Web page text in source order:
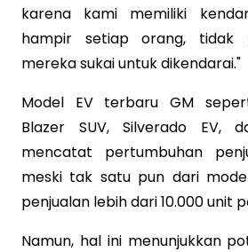
karena kami memiliki
hampir setiap orang, tidak
mereka sukai untuk dikendarai."
Model EV terbaru GM
Blazer SUV, Silverado EV,
mencatat pertumbuhan
meski tak satu pun dari
penjualan lebih dari 10.000 unit
Namun, hal ini menunjukkan